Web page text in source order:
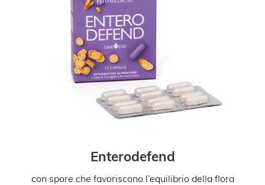
Enterodefend
con spore che favoriscono l’equilibrio della flora